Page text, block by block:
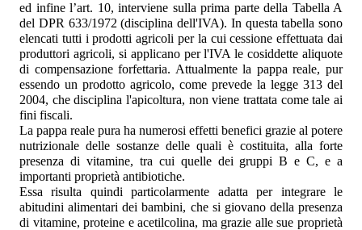
ed infine l’art. 10, interviene sulla prima parte della Tabella A
del DPR 633/1972 (disciplina dell'IVA). In questa tabella sono
elencati tutti i prodotti agricoli per la cui cessione effettuata dai
produttori agricoli, si applicano per l'IVA le cosiddette aliquote
di compensazione forfettaria. Attualmente la pappa reale, pur
essendo un prodotto agricolo, come prevede la legge 313 del
2004, che disciplina l'apicoltura, non viene trattata come tale ai
fini fiscali.
La pappa reale pura ha numerosi effetti benefici grazie al potere
nutrizionale delle sostanze delle quali è costituita, alla forte
presenza di vitamine, tra cui quelle dei gruppi B e C, e a
importanti proprietà antibiotiche.
Essa risulta quindi particolarmente adatta per integrare le
abitudini alimentari dei bambini, che si giovano della presenza
di vitamine, proteine e acetilcolina, ma grazie alle sue proprietà